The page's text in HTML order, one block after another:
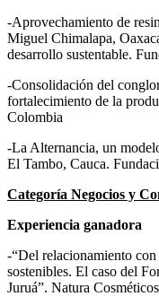
-Aprovechamiento de
Miguel Chimalapa,
desarrollo sustentable.
-Consolidación del
fortalecimiento de la
Colombia
-La Alternancia, un
El Tambo, Cauca.
Categoría Negocios y
Experiencia ganadora
-“Del relacionamiento
sostenibles. El caso del
Juruá”. Natura